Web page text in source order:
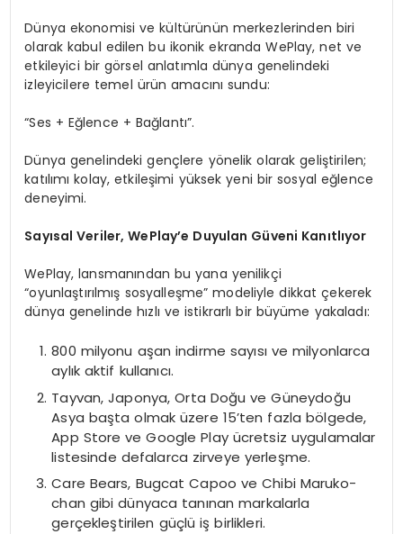
Dünya ekonomisi ve kültürünün merkezlerinden biri
olarak kabul edilen bu ikonik ekranda WePlay, net ve
etkileyici bir görsel anlatımla dünya genelindeki
izleyicilere temel ürün amacını sundu:
“Ses + Eğlence + Bağlantı”.
Dünya genelindeki gençlere yönelik olarak geliştirilen;
katılımı kolay, etkileşimi yüksek yeni bir sosyal eğlence
deneyimi.
Sayısal Veriler, WePlay’e Duyulan Güveni Kanıtlıyor
WePlay, lansmanından bu yana yenilikçi
“oyunlaştırılmış sosyalleşme” modeliyle dikkat çekerek
dünya genelinde hızlı ve istikrarlı bir büyüme yakaladı:
800 milyonu aşan indirme sayısı ve milyonlarca
aylık aktif kullanıcı.
Tayvan, Japonya, Orta Doğu ve Güneydoğu
Asya başta olmak üzere 15’ten fazla bölgede,
App Store ve Google Play ücretsiz uygulamalar
listesinde defalarca zirveye yerleşme.
Care Bears, Bugcat Capoo ve Chibi Maruko-
chan gibi dünyaca tanınan markalarla
gerçekleştirilen güçlü iş birlikleri.